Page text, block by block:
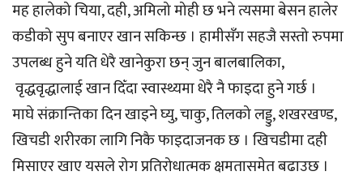
मह हालेको चिया, दही, अमिलो मोही छ भने त्यसमा बेसन हालेर
कडीको सुप बनाएर खान सकिन्छ । हामीसँग सहजै सस्तो रुपमा
उपलब्ध हुने यति धेरै खानेकुरा छन् जुन बालबालिका,
वृद्धवृद्धालाई खान दिँदा स्वास्थ्यमा धेरै नै फाइदा हुने गर्छ ।
माघे संक्रान्तिका दिन खाइने घ्यु, चाकु, तिलको लड्डु, शखरखण्ड,
खिचडी शरीरका लागि निकै फाइदाजनक छ । खिचडीमा दही
मिसाएर खाए यसले रोग प्रतिरोधात्मक क्षमतासमेत बढाउछ ।